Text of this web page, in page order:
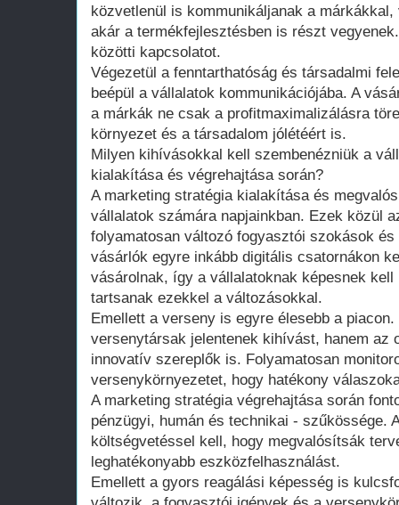
közvetlenül is kommunikáljanak a
akár a termékfejlesztésben is részt
közötti kapcsolatot.
Végezetül a fenntarthatóság és társadalmi
beépül a vállalatok kommunikációjába. A
a márkák ne csak a profitmaximalizálásra
környezet és a társadalom jólétéért is.
Milyen kihívásokkal kell szembenézniük a
kialakítása és végrehajtása során?
A marketing stratégia kialakítása és
vállalatok számára napjainkban. Ezek közül
folyamatosan változó fogyasztói szokások
vásárlók egyre inkább digitális csatornákon
vásárolnak, így a vállalatoknak képesnek
tartsanak ezekkel a változásokkal.
Emellett a verseny is egyre élesebb a
versenytársak jelentenek kihívást, hanem az
innovatív szereplők is. Folyamatosan
versenykörnyezetet, hogy hatékony
A marketing stratégia végrehajtása során
pénzügyi, humán és technikai - szűkössége.
költségvetéssel kell, hogy megvalósítsák
leghatékonyabb eszközfelhasználást.
Emellett a gyors reagálási képesség is